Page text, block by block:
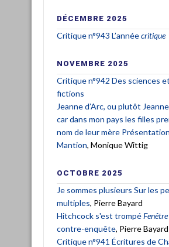
DÉCEMBRE 2025
Critique n°943 L’annéecritique
NOVEMBRE 2025
Critique n°942 Des sciences
fictions
Jeanne d’Arc, ou plutôt
car dans mon pays les filles
nom de leur mère
Mantion, Monique Wittig
OCTOBRE 2025
Je sommes plusieurs Sur les
multiples, Pierre Bayard
Hitchcock s'est trompé
contre-enquête, Pierre Bayard
Critique n°941 Écritures de